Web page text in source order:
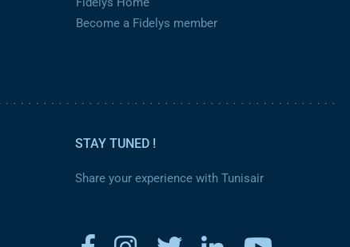
Become a Fidelys member
STAY TUNED !
Share your experience with Tunisair